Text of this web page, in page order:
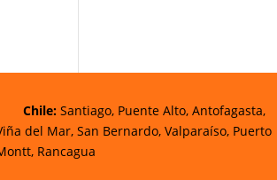
Chile:Santiago, Puente Alto, Antofagasta,
del Mar, San Bernardo, Valparaíso, Puerto
Rancagua